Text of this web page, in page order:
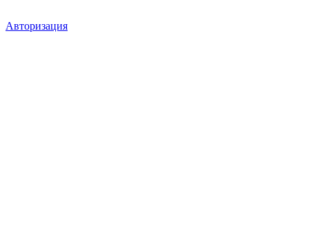
Авторизация